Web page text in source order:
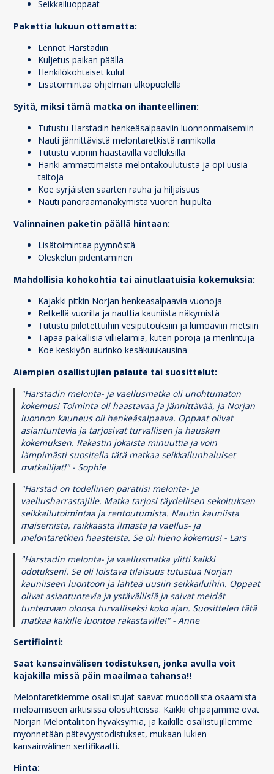
Seikkailuoppaat
Pakettia lukuun ottamatta:
Lennot Harstadiin
Kuljetus paikan päällä
Henkilökohtaiset kulut
Lisätoimintaa ohjelman ulkopuolella
Syitä, miksi tämä matka on ihanteellinen:
Tutustu Harstadin henkeäsalpaaviin luonnonmaisemiin
Nauti jännittävistä melontaretkistä rannikolla
Tutustu vuoriin haastavilla vaelluksilla
Hanki ammattimaista melontakoulutusta ja opi uusia
taitoja
Koe syrjäisten saarten rauha ja hiljaisuus
Nauti panoraamanäkymistä vuoren huipulta
Valinnainen paketin päällä hintaan:
Lisätoimintaa pyynnöstä
Oleskelun pidentäminen
Mahdollisia kohokohtia tai ainutlaatuisia kokemuksia:
Kajakki pitkin Norjan henkeäsalpaavia vuonoja
Retkellä vuorilla ja nauttia kauniista näkymistä
Tutustu piilotettuihin vesiputouksiin ja lumoaviin metsiin
Tapaa paikallisia villieläimiä, kuten poroja ja merilintuja
Koe keskiyön aurinko kesäkuukausina
Aiempien osallistujien palaute tai suosittelut:
"Harstadin melonta- ja vaellusmatka oli unohtumaton
kokemus! Toiminta oli haastavaa ja jännittävää, ja Norjan
luonnon kauneus oli henkeäsalpaava. Oppaat olivat
asiantuntevia ja tarjosivat turvallisen ja hauskan
kokemuksen. Rakastin jokaista minuuttia ja voin
lämpimästi suositella tätä matkaa seikkailunhaluiset
matkailijat!" - Sophie
"Harstad on todellinen paratiisi melonta- ja
vaellusharrastajille. Matka tarjosi täydellisen sekoituksen
seikkailutoimintaa ja rentoutumista. Nautin kauniista
maisemista, raikkaasta ilmasta ja vaellus- ja
melontaretkien haasteista. Se oli hieno kokemus! - Lars
"Harstadin melonta- ja vaellusmatka ylitti kaikki
odotukseni. Se oli loistava tilaisuus tutustua Norjan
kauniiseen luontoon ja lähteä uusiin seikkailuihin. Oppaat
olivat asiantuntevia ja ystävällisiä ja saivat meidät
tuntemaan olonsa turvalliseksi koko ajan. Suosittelen tätä
matkaa kaikille luontoa rakastaville!" - Anne
Sertifiointi:
Saat kansainvälisen todistuksen, jonka avulla voit
kajakilla missä päin maailmaa tahansa!!
Melontaretkiemme osallistujat saavat muodollista osaamista
meloamiseen arktisissa olosuhteissa. Kaikki ohjaajamme ovat
Norjan Melontaliiton hyväksymiä, ja kaikille osallistujillemme
myönnetään pätevyystodistukset, mukaan lukien
kansainvälinen sertifikaatti.
Hinta: